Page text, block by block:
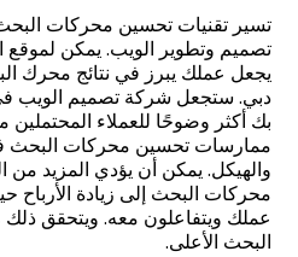
تسير تقنيات تحسين محركات
تصميم وتطوير الويب. يمكن لموقع
يجعل عملك يبرز في نتائج
دبي. ستجعل شركة تصميم الويب
بك أكثر وضوحًا للعملاء
ممارسات تحسين محركات البحث
والهيكل. يمكن أن يؤدي المزيد من
محركات البحث إلى زيادة الأرباح
عملك ويتفاعلون معه. ويتحقق
البحث الأعلى.